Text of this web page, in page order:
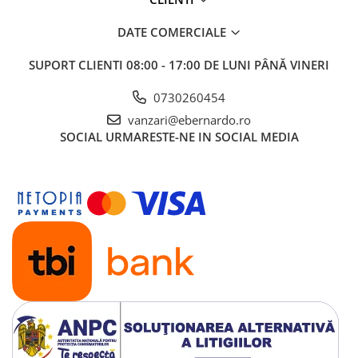
DATE COMERCIALE
SUPORT CLIENTI 08:00 - 17:00 DE LUNI PÂNĂ VINERI
0730260454
vanzari@ebernardo.ro
SOCIAL URMARESTE-NE IN SOCIAL MEDIA